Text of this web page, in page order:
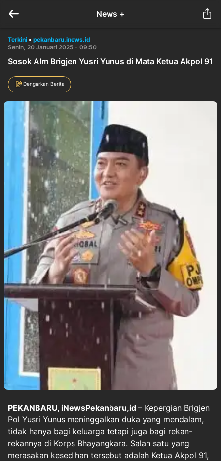
News +
Terkini • pekanbaru.inews.id
Senin, 20 Januari 2025 - 09:50
Sosok Alm Brigjen Yusri Yunus di Mata Ketua Akpol 91
Dengarkan Berita
PEKANBARU, iNewsPekanbaru,id – Kepergian Brigjen
Pol Yusri Yunus meninggalkan duka yang mendalam,
tidak hanya bagi keluarga tetapi juga bagi rekan-
rekannya di Korps Bhayangkara. Salah satu yang
merasakan kesedihan tersebut adalah Ketua Akpol 91,